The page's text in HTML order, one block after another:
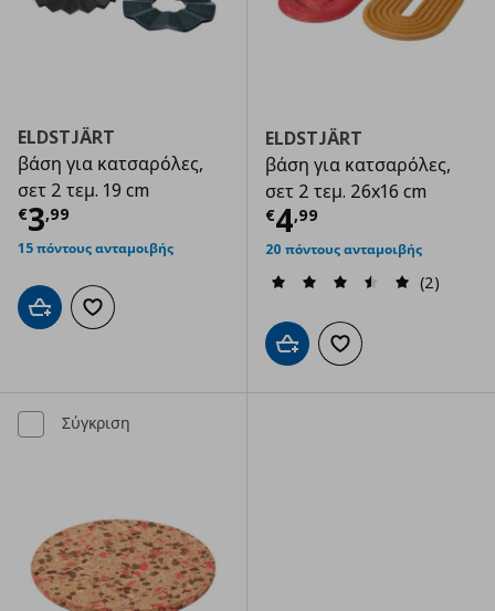
ELDSTJÄRT
βάση για κατσαρόλες,
σετ 2 τεμ. 19 cm
€3,99
Τρέχουσα τιμή € 3,99
15 πόντους ανταμοιβής
Προσθήκη στο καλάθι
Προσθήκη στα αγαπημένα
ELDSTJÄRT
βάση για κατσαρόλες,
σετ 2 τεμ. 26x16 cm
€4,99
Τρέχουσα
20 πόντους ανταμοιβής
(2)
Προσθήκη στο καλάθι
Προσθήκη στα
Σύγκριση